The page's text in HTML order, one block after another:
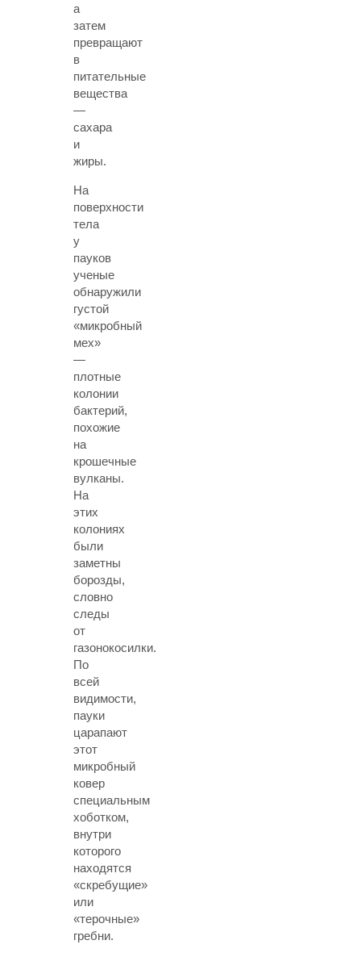
а
затем
превращают
в
питательные
вещества
—
сахара
и
жиры.
На
поверхности
тела
у
пауков
ученые
обнаружили
густой
«микробный
мех»
—
плотные
колонии
бактерий,
похожие
на
крошечные
вулканы.
На
этих
колониях
были
заметны
борозды,
словно
следы
от
газонокосилки.
По
всей
видимости,
пауки
царапают
этот
микробный
ковер
специальным
хоботком,
внутри
которого
находятся
«скребущие»
или
«терочные»
гребни.